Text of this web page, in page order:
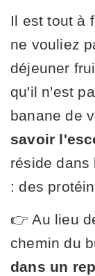
Il est tout à
ne vouliez
déjeuner
qu'il n'est
banane de
savoir
réside dans
: des
👉 Au lieu
chemin du
dans un